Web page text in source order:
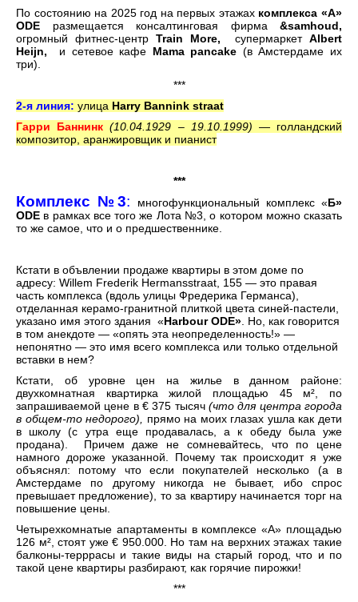
По состоянию на 2025 год на первых этажах комплекса «А»
ODE размещается консалтинговая фирма &samhoud,
огромный фитнес-центр Train More, супермаркет Albert
Heijn, и сетевое кафе Mama pancake (в Амстердаме их
три).
***
2-я линия: улица Harry Bannink straat
Гарри Баннинк (10.04.1929 – 19.10.1999) — голландский
композитор, аранжировщик и пианист
***
Комплекс №3: многофункциональный комплекс «Б»
ODE в рамках все того же Лота №3, о котором можно сказать
то же самое, что и о предшественнике.
Кстати в объвлении продаже квартиры в этом доме по
адресу: Willem Frederik Hermansstraat, 155 — это правая
часть комплекса (вдоль улицы Фредерика Германса),
отделанная керамо-гранитной плиткой цвета синей-пастели,
указано имя этого здания «HarbourODE». Но, как говорится
в том анекдоте — «опять эта неопределенность!» —
непонятно — это имя всего комплекса или только отдельной
вставки в нем?
Кстати, об уровне цен на жилье в данном районе:
двухкомнатная квартирка жилой площадью 45 м², по
запрашиваемой цене в € 375 тысяч (что для центра города
в общем-то недорого), прямо на моих глазах ушла как дети
в школу (с утра еще продавалась, а к обеду была уже
продана). Причем даже не сомневайтесь, что по цене
намного дороже указанной. Почему так происходит я уже
объяснял: потому что если покупателей несколько (а в
Амстердаме по другому никогда не бывает, ибо спрос
превышает предложение), то за квартиру начинается торг на
повышение цены.
Четырехкомнатые апартаменты в комплексе «A» площадью
126 м², стоят уже € 950.000. Но там на верхних этажах такие
балконы-терррасы и такие виды на старый город, что и по
такой цене квартиры разбирают, как горячие пирожки!
***